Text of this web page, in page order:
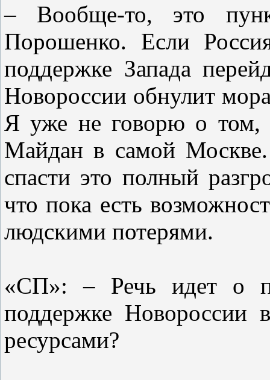
– Вообще-то, это
Порошенко. Если
поддержке Запада
Новороссии обнулит
Я уже не говорю о том,
Майдан в самой
спасти это полный
что пока есть
людскими потерями.
«СП»: – Речь идет о
поддержке Новороссии
ресурсами?